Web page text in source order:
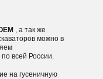
, а так же
можно в
всей России.
на гусеничную